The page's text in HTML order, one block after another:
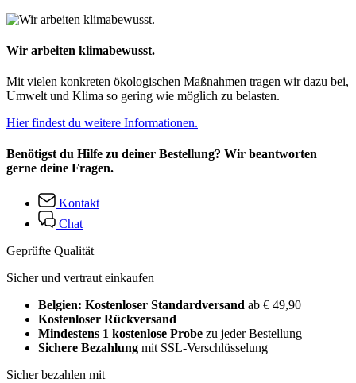
Wir arbeiten klimabewusst.
Mit vielen konkreten ökologischen Maßnahmen tragen wir dazu bei,
Umwelt und Klima so gering wie möglich zu belasten.
Hier findest du weitere Informationen.
Benötigst du Hilfe zu deiner Bestellung? Wir beantworten
gerne deine Fragen.
Kontakt
Chat
Geprüfte Qualität
Sicher und vertraut einkaufen
Belgien: Kostenloser Standardversand ab € 49,90
Kostenloser Rückversand
Mindestens 1 kostenlose Probe zu jeder Bestellung
Sichere Bezahlung mit SSL-Verschlüsselung
Sicher bezahlen mit